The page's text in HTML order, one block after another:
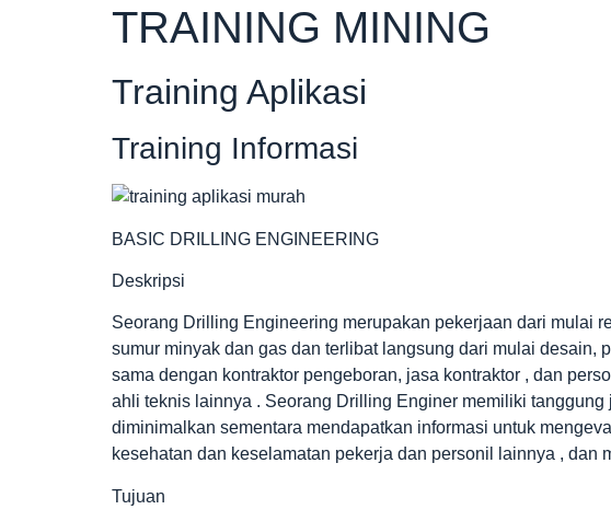
TRAINING MINING
Training Aplikasi
Training Informasi
BASIC DRILLING ENGINEERING
Deskripsi
Seorang Drilling Engineering merupakan pekerjaan dari mulai
sumur minyak dan gas dan terlibat langsung dari mulai desain,
sama dengan kontraktor pengeboran, jasa kontraktor , dan
ahli teknis lainnya . Seorang Drilling Enginer memiliki
diminimalkan sementara mendapatkan informasi untuk
kesehatan dan keselamatan pekerja dan personil lainnya , dan
Tujuan